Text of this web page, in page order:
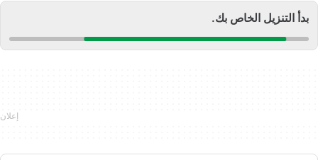
بدأ التنزيل الخاص بك.